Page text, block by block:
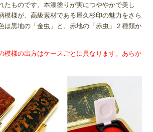
たものです。本漆塗りが実につややかで美し
模様が、高級素材である屋久杉印の魅力をさら
は黒地の「金虫」と、赤地の「赤虫」２種類か
模様の出方はケースごとに異なります。あらか